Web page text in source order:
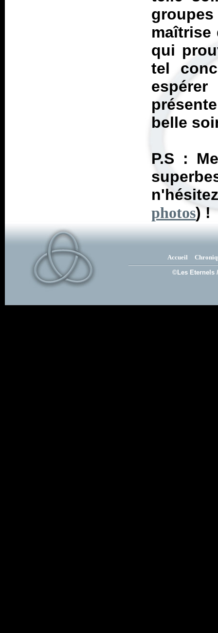
maîtrise
qui
tel
belle
P.S :
photos) !
Accueil
©Les Eternels